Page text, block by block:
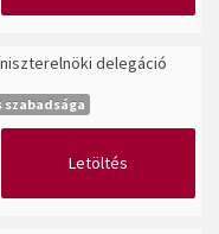
delegáció
Letöltés